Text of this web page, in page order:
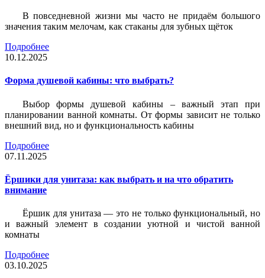
В повседневной жизни мы часто не придаём большого
значения таким мелочам, как стаканы для зубных щёток
Подробнее
10.12.2025
Форма душевой кабины: что выбрать?
Выбор формы душевой кабины – важный этап при
планировании ванной комнаты. От формы зависит не только
внешний вид, но и функциональность кабины
Подробнее
07.11.2025
Ёршики для унитаза: как выбрать и на что обратить
внимание
Ёршик для унитаза — это не только функциональный, но
и важный элемент в создании уютной и чистой ванной
комнаты
Подробнее
03.10.2025